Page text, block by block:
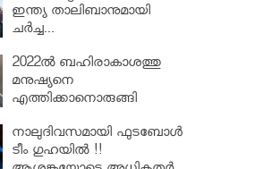
ഇന്ത്യ താലിബാനുമായി
ചര്‍ച്ച...
2022ൽ ബഹിരാകാശത്തു
മനുഷ്യനെ
എത്തിക്കാനൊരുങ്ങി
നാലുദിവസമായി ഫുടബോൾ
ടീം ഗുഹയിൽ !!